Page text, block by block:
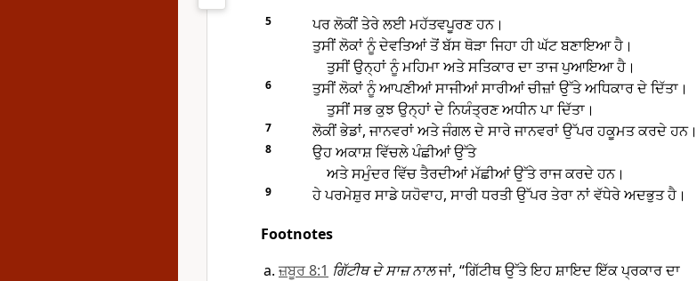
5
ਪਰ ਲੋਕੀਂ ਤੇਰੇ ਲਈ ਮਹੱਤਵਪੂਰਣ ਹਨ।
ਤੁਸੀਂ ਲੋਕਾਂ ਨੂੰ ਦੇਵਤਿਆਂ ਤੋਂ ਬੱਸ ਥੋੜਾ ਜਿਹਾ ਹੀ ਘੱਟ ਬਣਾਇਆ ਹੈ।
ਤੁਸੀਂ ਉਨ੍ਹਾਂ ਨੂੰ ਮਹਿਮਾ ਅਤੇ ਸਤਿਕਾਰ ਦਾ ਤਾਜ ਪੁਆਇਆ ਹੈ।
6
ਤੁਸੀਂ ਲੋਕਾਂ ਨੂੰ ਆਪਣੀਆਂ ਸਾਜੀਆਂ ਸਾਰੀਆਂ ਚੀਜ਼ਾਂ ਉੱਤੇ ਅਧਿਕਾਰ ਦੇ ਦਿੱਤਾ।
ਤੁਸੀਂ ਸਭ ਕੁਝ ਉਨ੍ਹਾਂ ਦੇ ਨਿਯੰਤ੍ਰਣ ਅਧੀਨ ਪਾ ਦਿੱਤਾ।
7 ਲੋਕੀਂ ਭੇਡਾਂ, ਜਾਨਵਰਾਂ ਅਤੇ ਜੰਗਲ ਦੇ ਸਾਰੇ ਜਾਨਵਰਾਂ ਉੱਪਰ ਹਕੂਮਤ ਕਰਦੇ ਹਨ।
8
ਉਹ ਅਕਾਸ਼ ਵਿੱਚਲੇ ਪੰਛੀਆਂ ਉੱਤੇ
ਅਤੇ ਸਮੁੰਦਰ ਵਿੱਚ ਤੈਰਦੀਆਂ ਮੱਛੀਆਂ ਉੱਤੇ ਰਾਜ ਕਰਦੇ ਹਨ।
9
ਹੇ ਪਰਮੇਸ਼ੁਰ ਸਾਡੇ ਯਹੋਵਾਹ, ਸਾਰੀ ਧਰਤੀ ਉੱਪਰ ਤੇਰਾ ਨਾਂ ਵੱਧੇਰੇ ਅਦਭੁਤ ਹੈ।
Footnotes
ਜ਼ਬੂਰ 8:1 ਗਿੱਟੀਥ ਦੇ ਸਾਜ਼ ਨਾਲਜਾਂ, “ਗਿੱਟੀਥ ਉੱਤੇ ਇਹ ਸ਼ਾਇਦ ਇੱਕ ਪ੍ਰਕਾਰ ਦਾ